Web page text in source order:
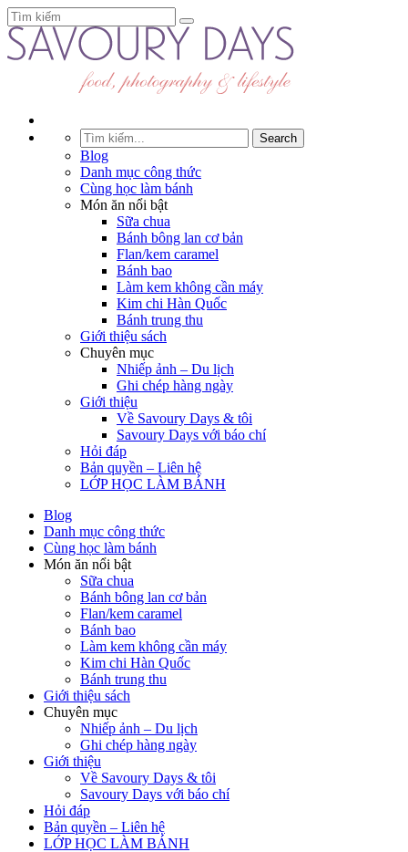
Blog
Danh mục công thức
Cùng học làm bánh
Món ăn nổi bật
Sữa chua
Bánh bông lan cơ bản
Flan/kem caramel
Bánh bao
Làm kem không cần máy
Kim chi Hàn Quốc
Bánh trung thu
Giới thiệu sách
Chuyên mục
Nhiếp ảnh – Du lịch
Ghi chép hàng ngày
Giới thiệu
Về Savoury Days & tôi
Savoury Days với báo chí
Hỏi đáp
Bản quyền – Liên hệ
LỚP HỌC LÀM BÁNH
Blog
Danh mục công thức
Cùng học làm bánh
Món ăn nổi bật
Sữa chua
Bánh bông lan cơ bản
Flan/kem caramel
Bánh bao
Làm kem không cần máy
Kim chi Hàn Quốc
Bánh trung thu
Giới thiệu sách
Chuyên mục
Nhiếp ảnh – Du lịch
Ghi chép hàng ngày
Giới thiệu
Về Savoury Days & tôi
Savoury Days với báo chí
Hỏi đáp
Bản quyền – Liên hệ
LỚP HỌC LÀM BÁNH